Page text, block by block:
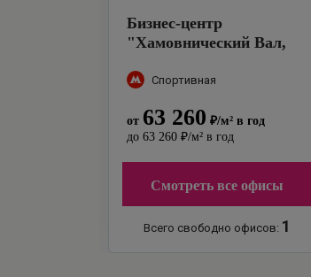
Бизнес-центр
"Хамовнический Вал,
Спортивная
от 63 260 ₽/м² в год
до 63 260 ₽/м² в год
Смотреть все офисы
Всего свободно офисов: 1